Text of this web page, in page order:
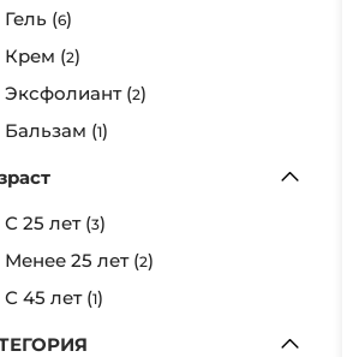
Гель (6)
Крем (2)
Эксфолиант(2)
Бальзам (1)
С 25 лет(3)
Менее 25 лет(2)
С 45 лет (1)